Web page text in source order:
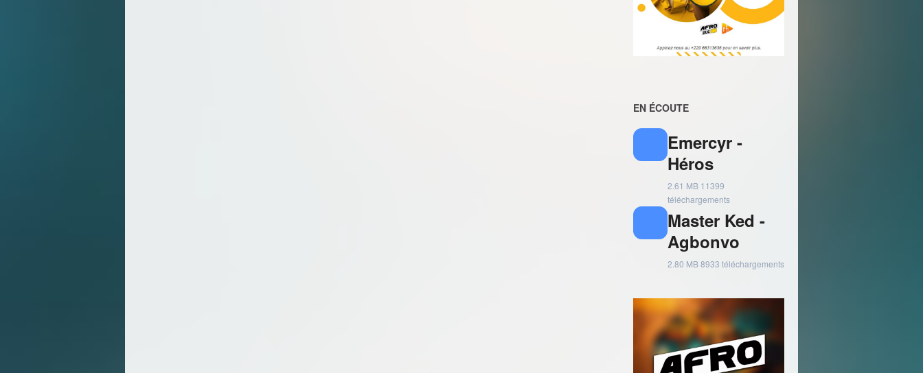
EN ÉCOUTE
Emercyr -
Héros
2.61 MB 11399
téléchargements
Master Ked -
Agbonvo
2.80 MB8933 téléchargements